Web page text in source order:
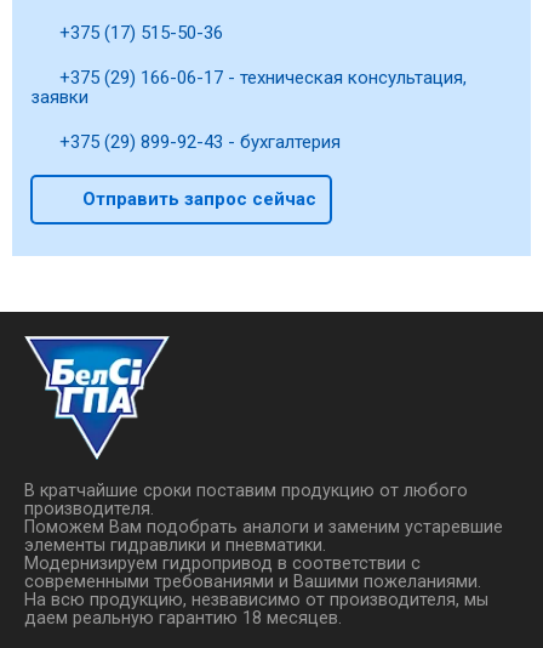
+375 (17) 515-50-36
+375 (29) 166-06-17 - техническая консультация,
заявки
+375 (29) 899-92-43 - бухгалтерия
Отправить запрос сейчас
В кратчайшие сроки поставим продукцию от любого
производителя.
Поможем Вам подобрать аналоги и заменим устаревшие
элементы гидравлики и пневматики.
Модернизируем гидропривод в соответствии с
современными требованиями и Вашими пожеланиями.
На всю продукцию, незвависимо от производителя, мы
даем реальную гарантию 18 месяцев.